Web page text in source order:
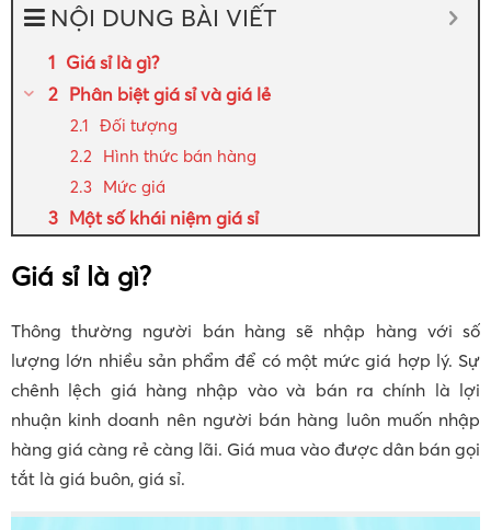
NỘI DUNG BÀI VIẾT
Giá sỉ là gì?
Phân biệt giá sỉ và giá lẻ
Đối tượng
Hình thức bán hàng
Mức giá
Một số khái niệm giá sỉ
Giá sỉ là gì?
Thông thường người bán hàng sẽ nhập hàng với số
lượng lớn nhiều sản phẩm để có một mức giá hợp lý. Sự
chênh lệch giá hàng nhập vào và bán ra chính là lợi
nhuận kinh doanh nên người bán hàng luôn muốn nhập
hàng giá càng rẻ càng lãi. Giá mua vào được dân bán gọi
tắt là giá buôn, giá sỉ.